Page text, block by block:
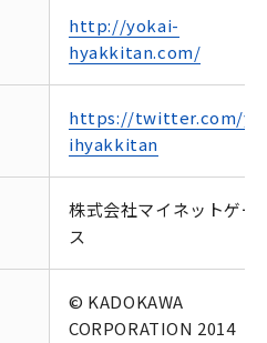
http://yokai-
hyakkitan.com/
https://twitter.com/
ihyakkitan
株式会社マイネットゲー
ス
© KADOKAWA
CORPORATION 2014